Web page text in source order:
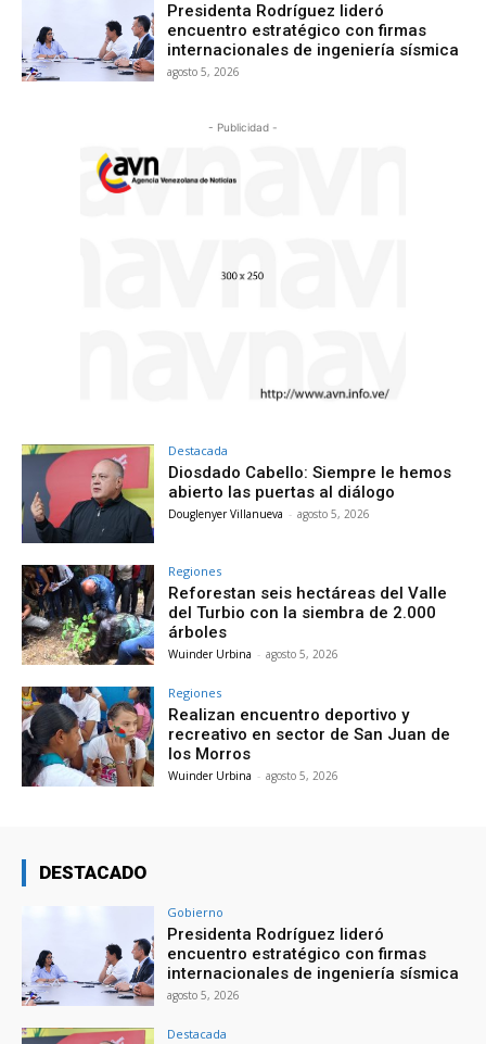
Presidenta Rodríguez lideró
encuentro estratégico con firmas
internacionales de ingeniería sísmica
agosto 5, 2026
- Publicidad -
Destacada
Diosdado Cabello: Siempre le hemos
abierto las puertas al diálogo
Douglenyer Villanueva - agosto 5, 2026
Regiones
Reforestan seis hectáreas del Valle
del Turbio con la siembra de 2.000
árboles
Wuinder Urbina - agosto 5, 2026
Regiones
Realizan encuentro deportivo y
recreativo en sector de San Juan de
los Morros
Wuinder Urbina - agosto 5, 2026
DESTACADO
Gobierno
Presidenta Rodríguez lideró
encuentro estratégico con firmas
internacionales de ingeniería sísmica
agosto 5, 2026
Destacada